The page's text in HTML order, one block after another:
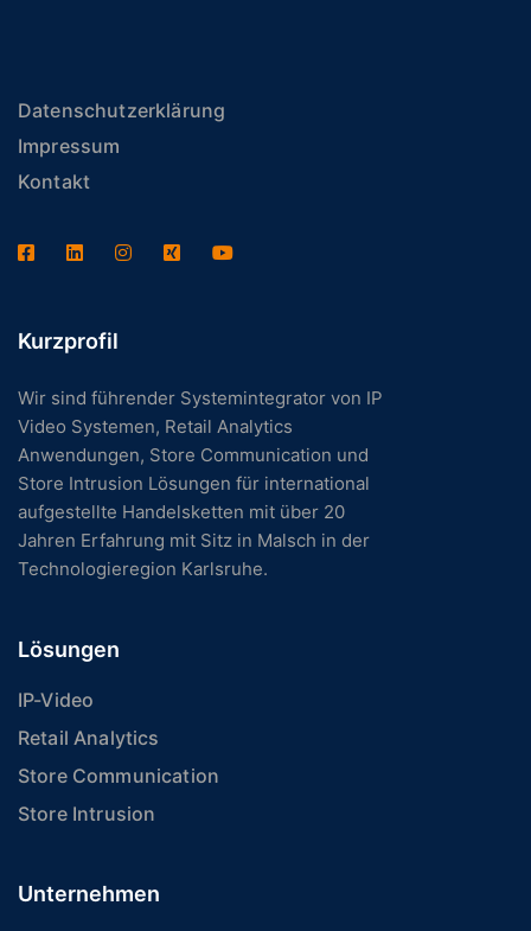
Datenschutzerklärung
Impressum
Kontakt
Kurzprofil
Wir sind führender Systemintegrator von IP
Video Systemen, Retail Analytics
Anwendungen, Store Communication und
Store Intrusion Lösungen für international
aufgestellte Handelsketten mit über 20
Jahren Erfahrung mit Sitz in Malsch in der
Technologieregion Karlsruhe.
Lösungen
IP-Video
Retail Analytics
Store Communication
Store Intrusion
Unternehmen